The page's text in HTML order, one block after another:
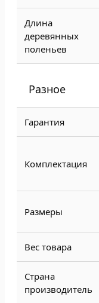
Длина
деревянных
поленьев
Разное
Гарантия
Комплектация
Размеры
Вес товара
Страна
производитель